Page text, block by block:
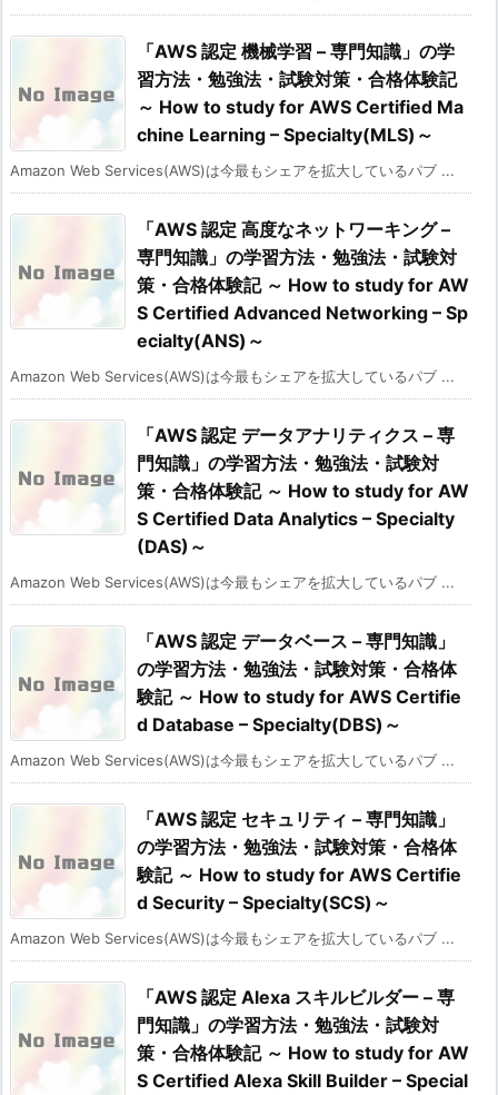
「AWS 認定 機械学習 – 専門知識」の学
習方法・勉強法・試験対策・合格体験記
～ How to study for AWS Certified Ma
chine Learning – Specialty(MLS)～
Amazon Web Services(AWS)は今最もシェアを拡大しているパブ ...
「AWS 認定 高度なネットワーキング –
専門知識」の学習方法・勉強法・試験対
策・合格体験記 ～ How to study for AW
S Certified Advanced Networking – Sp
ecialty(ANS)～
Amazon Web Services(AWS)は今最もシェアを拡大しているパブ ...
「AWS 認定 データアナリティクス – 専
門知識」の学習方法・勉強法・試験対
策・合格体験記 ～ How to study for AW
S Certified Data Analytics – Specialty
(DAS)～
Amazon Web Services(AWS)は今最もシェアを拡大しているパブ ...
「AWS 認定 データベース – 専門知識」
の学習方法・勉強法・試験対策・合格体
験記 ～ How to study for AWS Certifie
d Database – Specialty(DBS)～
Amazon Web Services(AWS)は今最もシェアを拡大しているパブ ...
「AWS 認定 セキュリティ – 専門知識」
の学習方法・勉強法・試験対策・合格体
験記 ～ How to study for AWS Certifie
d Security – Specialty(SCS)～
Amazon Web Services(AWS)は今最もシェアを拡大しているパブ ...
「AWS 認定 Alexa スキルビルダー – 専
門知識」の学習方法・勉強法・試験対
策・合格体験記 ～ How to study for AW
S Certified Alexa Skill Builder – Special